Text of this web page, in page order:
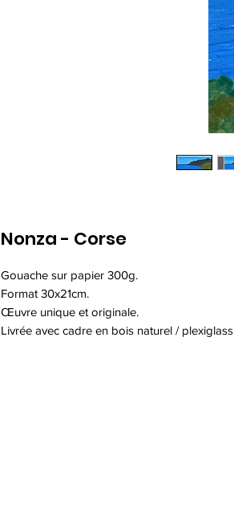
Nonza - Corse
Gouache sur papier 300g.
Format 30x21cm.
Œuvre unique et originale.
Livrée avec cadre en bois naturel / plexiglass